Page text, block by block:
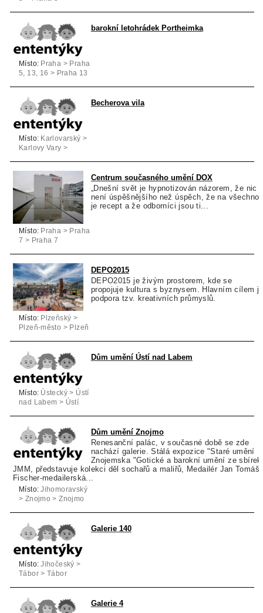
barokní letohrádek Portheimka
Místo: Praha > Praha
5, 13, 16 > Praha 13
Becherova vila
Místo: Karlovarský >
Karlovy Vary >
Centrum současného umění DOX
„Dnešní svět je hypnotizován názorem, že nic
není úspěšnějšího než úspěch, že na všechno
je recept a že odborníci jsou ti...
Místo: Praha > Praha
7 > Praha 7
DEPO2015
DEPO2015 je živým prostorem, kde se
propojuje kultura s byznysem. Hlavním cílem je
podpora tzv. kreativních průmyslů.
Místo: Plzeňský >
Plzeň-město > Plzeň
Dům umění Ústí nad Labem
Místo: Ústecký > Ústí
nad Labem > Ústí
Dům umění Znojmo
Renesanční palác, v současné době se zde
nachází galerie. Stálá expozice "Staré umění
Znojemska "Gotické a barokní umění ze sbírek
JMM, představuje kolekci děl sochařů a maliřů, Medailér Jan Tomáš
Fischer-medailerská...
Místo: Jihomoravský
> Znojmo > Znojmo
Galerie 140
Místo: Jihočeský >
Tábor > Tábor
Galerie 4